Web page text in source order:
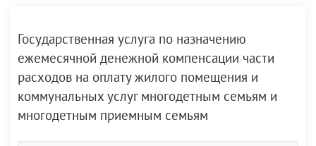
Государственная услуга по назначению
ежемесячной денежной компенсации части
расходов на оплату жилого помещения и
коммунальных услуг многодетным семьям и
многодетным приемным семьям